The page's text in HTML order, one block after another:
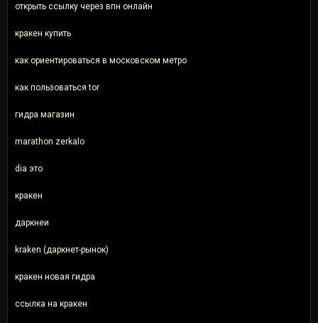
открыть ссылку через впн онлайн
кракен купить
как ориентироваться в московском метро
как пользоваться tor
гидра магазин
marathon zerkalo
dia это
кракен
даркнеи
kraken (даркнет-рынок)
кракен новая гидра
ссылка на кракен